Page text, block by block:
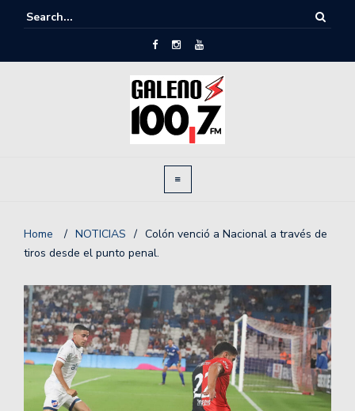
Home / NOTICIAS / Colón venció a Nacional a través de
tiros desde el punto penal.